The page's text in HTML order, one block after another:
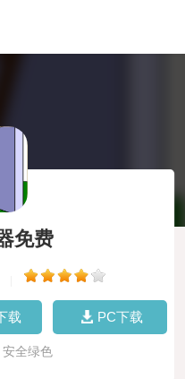
免费
载 PC下载
全绿色